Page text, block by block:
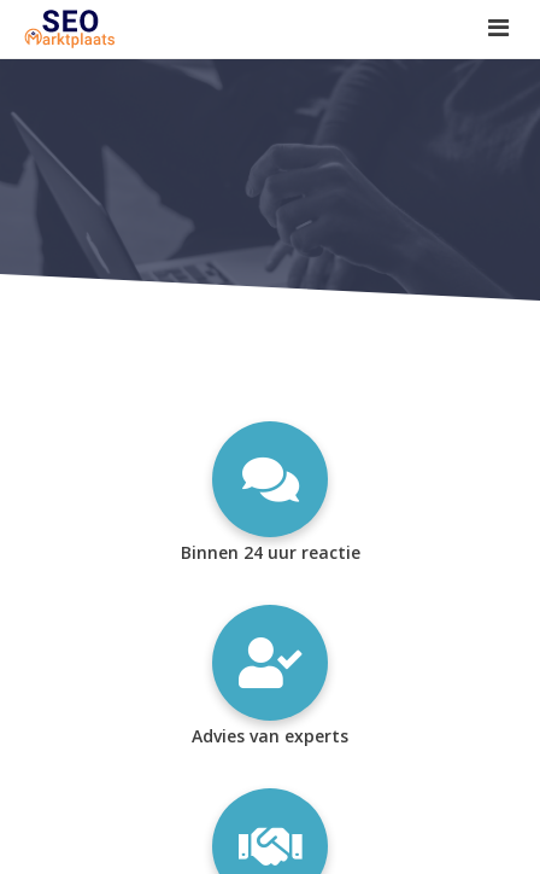
SEO tools reviews
Marketeer bij jou in de buurt?
Offerte
1. Seo voor beginners +
2. Onderzoeken +
Binnen 24 uur reactie
Advies van experts